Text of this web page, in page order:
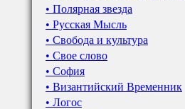
• Полярная звезда
• Русская Мысль
• Свобода и культура
• Свое слово
• София
• Византийский Временник
• Логос